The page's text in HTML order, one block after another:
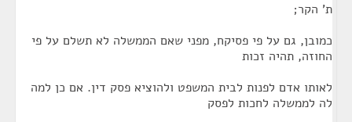
ת' הקר;
כמובן, גם על פי פסיקח, מפני שאם הממשלה לא תשלם על פי
החוזה, תהיה זכות
לאותו אדם לפנות לבית המשפט ולהוציא פסק דין. אם כן למה
לה לממשלה לחכות לפסק